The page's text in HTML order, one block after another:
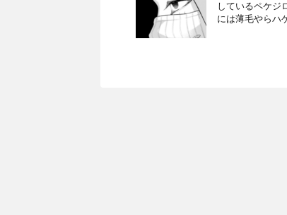
しているペケジ
には薄毛やらハ